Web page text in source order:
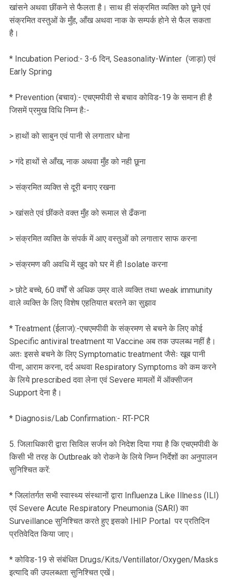
खांसने अथवा छींकने से फैलता है। साथ ही संक्रमित व्यक्ति को छूने एवं
संक्रमित वस्तुओं के मुँह, आँख अथवा नाक के सम्पर्क होने से फैल सकता
है।
* Incubation Period:- 3-6 दिन, Seasonality-Winter (जाड़ा) एवं
Early Spring
* Prevention (बचाव):- एचएमपीवी से बचाव कोविड-19 के समान ही है
जिसमें प्रमुख विधि निम्न हैः-
> हाथों को साबुन एवं पानी से लगातार धोना
> गंदे हाथों से आँख, नाक अथवा मुँह को नही छूना
> संक्रमित व्यक्ति से दूरी बनाए रखना
> खांसते एवं छींकते वक्त मुँह को रूमाल से ढँकना
> संक्रमित व्यक्ति के संपर्क में आए वस्तुओं को लगातार साफ करना
> संक्रमण की अवधि में खुद को घर में ही Isolate करना
> छोटे बच्चे, 60 वर्षों से अधिक उम्र वाले व्यक्ति तथा weak immunity
वाले व्यक्ति के लिए विशेष एहतियात बरतने का सुझाव
* Treatment (ईलाज):-एचएमपीवी के संक्रमण से बचने के लिए कोई
Specific antiviral treatment या Vaccine अब तक उपलब्ध नहीं है।
अतः इससे बचने के लिए Symptomatic treatment जैसेः खूब पानी
पीना, आराम करना, दर्द अथवा Respiratory Symptoms को कम करने
के लिये prescribed दवा लेना एवं Severe मामलों में ऑक्सीजन
Support देना है।
* Diagnosis/Lab Confirmation:- RT-PCR
5. जिलाधिकारी द्वारा सिविल सर्जन को निदेश दिया गया है कि एचएमपीवी के
किसी भी तरह के Outbreak को रोकने के लिये निम्न निर्देशों का अनुपालन
सुनिश्चित करें:
* जिलांतर्गत सभी स्वास्थ्य संस्थानों द्वारा Influenza Like Illness (ILI)
एवं Severe Acute Respiratory Pneumonia (SARI) का
Surveillance सुनिश्चित करते हुए इसको IHIP Portal पर प्रतिदिन
प्रतिवेदित किया जाए।
* कोविड-19 से संबंधित Drugs/Kits/Ventillator/Oxygen/Masks
इत्यादि की उपलब्धता सुनिश्चित एखें।